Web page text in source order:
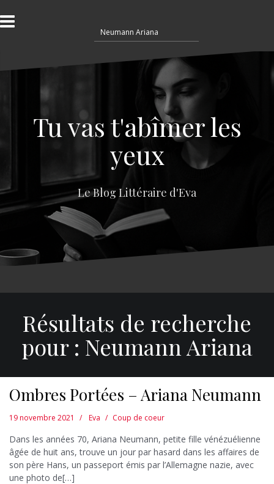
l
a
e
e
Tu vas t'abîmer les
yeux
Le Blog Littéraire d'Eva
Résultats de recherche
pour : Neumann Ariana
Ombres Portées – Ariana Neumann
19 novembre 2021 Eva Coup de coeur
Dans les années 70, Ariana Neumann, petite fille vénézuélienne
âgée de huit ans, trouve un jour par hasard dans les affaires de
son père Hans, un passeport émis par l’Allemagne nazie, avec
une photo de[…]